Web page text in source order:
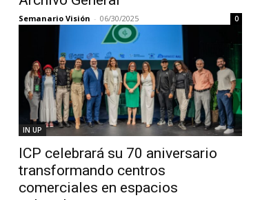
Semanario Visión - 06/30/2025 0
IN UP
ICP celebrará su 70 aniversario
transformando centros
comerciales en espacios